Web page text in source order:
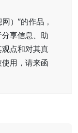
）”的作品，
享信息、助
点和对其真
用，请来函